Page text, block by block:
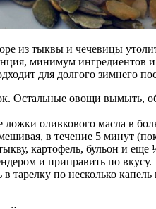
из тыквы и чечевицы
минимум ингредиентов
для долгого зимнего
Остальные овощи вымыть,
ложки оливкового масла в
в течение 5 минут
картофель, бульон и
и приправить по вкусу.
в тарелку по несколько